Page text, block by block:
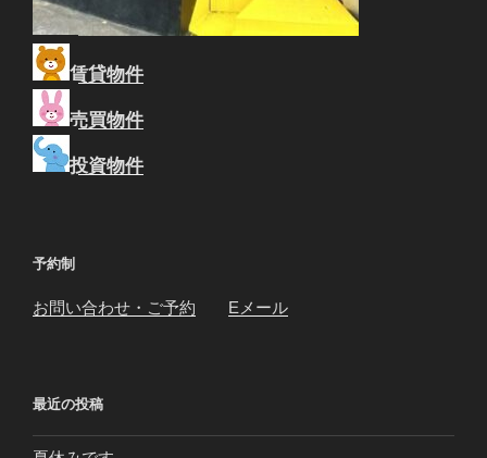
賃貸物件
売買物件
投資物件
予約制
お問い合わせ・ご予約 Eメール
最近の投稿